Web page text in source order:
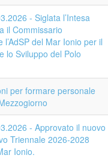
- Siglata l’Intesa
il Commissario
l’AdSP del Mar Ionio per il
lo Sviluppo del Polo
per formare personale
- Approvato il nuovo
Triennale 2026-2028
Ionio.